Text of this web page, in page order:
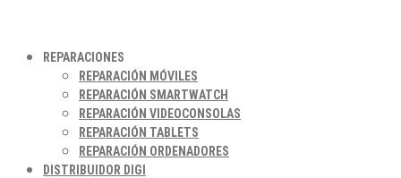
REPARACIONES
REPARACIÓN MÓVILES
REPARACIÓN SMARTWATCH
REPARACIÓN VIDEOCONSOLAS
REPARACIÓN TABLETS
REPARACIÓN ORDENADORES
DISTRIBUIDOR DIGI